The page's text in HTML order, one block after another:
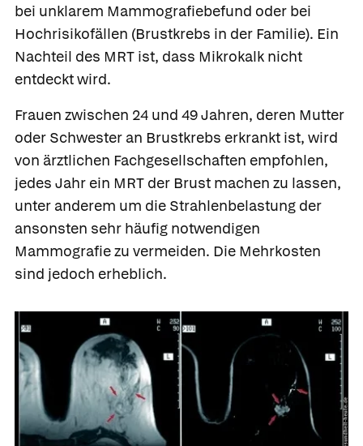
bei unklarem Mammografiebefund oder bei
Hochrisikofällen (Brustkrebs in der Familie). Ein
Nachteil des MRT ist, dass Mikrokalk nicht
entdeckt wird.
Frauen zwischen 24 und 49 Jahren, deren Mutter
oder Schwester an Brustkrebs erkrankt ist, wird
von ärztlichen Fachgesellschaften empfohlen,
jedes Jahr ein MRT der Brust machen zu lassen,
unter anderem um die Strahlenbelastung der
ansonsten sehr häufig notwendigen
Mammografie zu vermeiden. Die Mehrkosten
sind jedoch erheblich.
Was Ihre Apotheke
empfiehlt
Apotheken in
Ihrer Nähe